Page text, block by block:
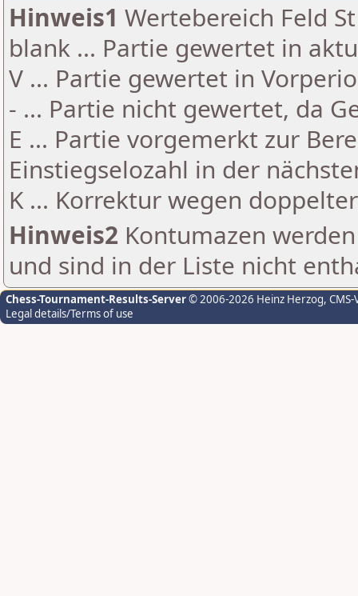
Hinweis1 Wertebereich Feld
blank ... Partie gewertet in
V ... Partie gewertet in
- ... Partie nicht gewertet, da
E ... Partie vorgemerkt zur
Einstiegselozahl in der
K ... Korrektur wegen
Hinweis2 Kontumazen
und sind in der Liste nicht
Chess-Tournament-Results-Server© 2006-2026 Heinz Herzog,
Legal details/Terms of use